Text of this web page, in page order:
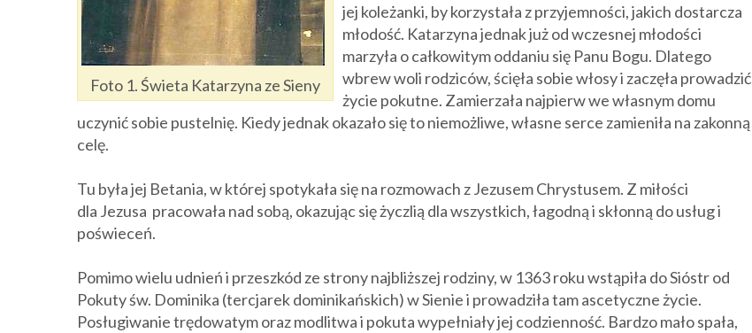
Foto 1. Świeta Katarzyna ze Sieny
jej koleżanki, by korzystała z przyjemności, jakich dostarcza
młodość. Katarzyna jednak już od wczesnej młodości
marzyła o całkowitym oddaniu się Panu Bogu. Dlatego
wbrew woli rodziców, ścięła sobie włosy i zaczęła prowadzić
życie pokutne. Zamierzała najpierw we własnym domu
uczynić sobie pustelnię. Kiedy jednak okazało się to niemożliwe, własne serce zamieniła na zakonną
celę.
Tu była jej Betania, w której spotykała się na rozmowach z Jezusem Chrystusem. Z miłości
dla Jezusa pracowała nad sobą, okazując się życzlią dla wszystkich, łagodną i skłonną do usług i
poświeceń.
Pomimo wielu udnień i przeszkód ze strony najbliższej rodziny, w 1363 roku wstąpiła do Sióstr od
Pokuty św. Dominika (tercjarek dominikańskich) w Sienie i prowadziła tam ascetyczne życie.
Posługiwanie trędowatym oraz modlitwa i pokuta wypełniały jej codzienność. Bardzo mało spała,